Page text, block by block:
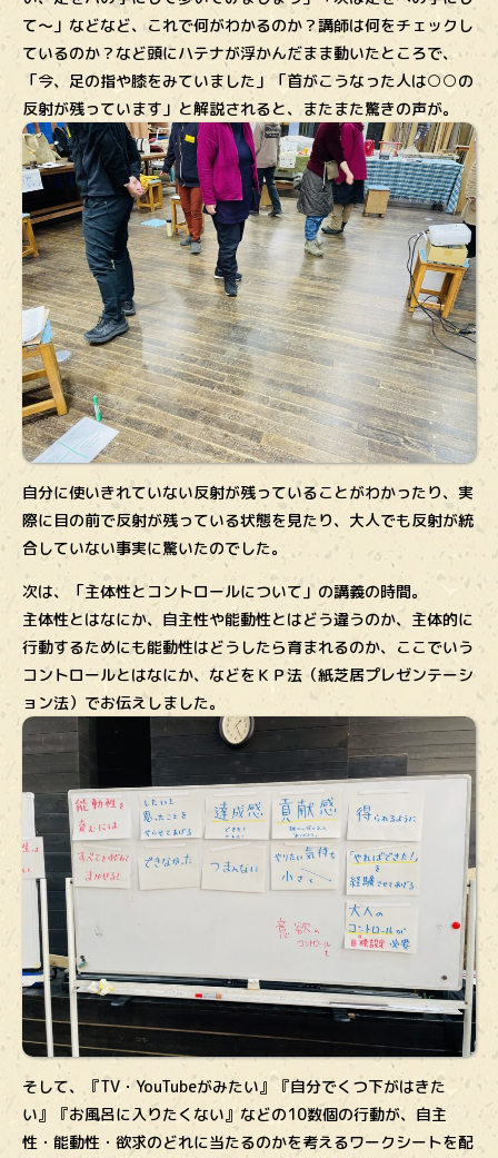
て〜」などなど、これで何がわかるのか？講師は何をチェックし
ているのか？など頭にハテナが浮かんだまま動いたところで、
「今、足の指や膝をみていました」「首がこうなった人は○○の
反射が残っています」と解説されると、またまた驚きの声が。
自分に使いきれていない反射が残っていることがわかったり、実
際に目の前で反射が残っている状態を見たり、大人でも反射が統
合していない事実に驚いたのでした。
次は、「主体性とコントロールについて」の講義の時間。
主体性とはなにか、自主性や能動性とはどう違うのか、主体的に
行動するためにも能動性はどうしたら育まれるのか、ここでいう
コントロールとはなにか、などをＫＰ法（紙芝居プレゼンテーシ
ョン法）でお伝えしました。
そして、『TV・YouTubeがみたい』『自分でくつ下がはきた
い』『お風呂に入りたくない』などの10数個の行動が、自主
性・能動性・欲求のどれに当たるのかを考えるワークシートを配